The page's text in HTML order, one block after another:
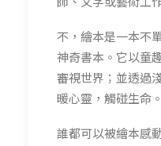
不，繪本是一本不
神奇書本。它以童
審視世界；並透過
暖心靈，觸碰生命。
誰都可以被繪本感